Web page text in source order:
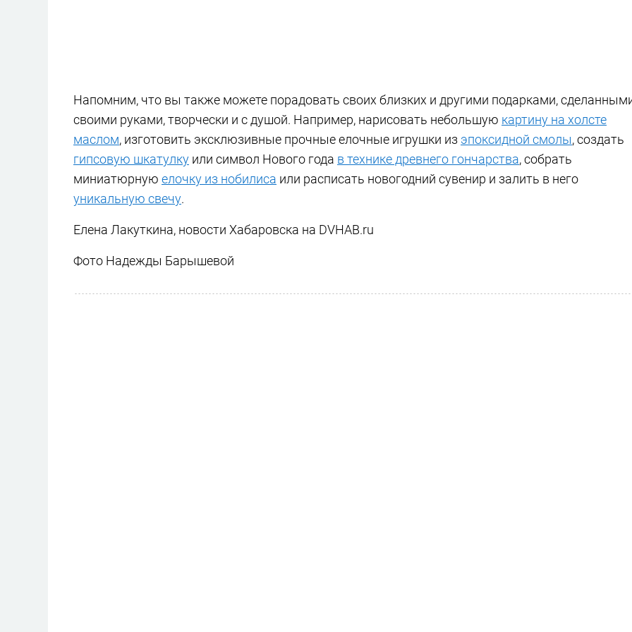
Напомним, что вы также можете порадовать своих близких и другими подарками,
своими руками, творчески и с душой. Например, нарисовать небольшую картину на холсте
маслом, изготовить эксклюзивные прочные елочные игрушки из эпоксидной смолы, создать
гипсовую шкатулку или символ Нового года в технике древнего гончарства, собрать
миниатюрную елочку из нобилиса или расписать новогодний сувенир и залить в него
уникальную свечу.
Елена Лакуткина, новости Хабаровска на DVHAB.ru
Фото Надежды Барышевой